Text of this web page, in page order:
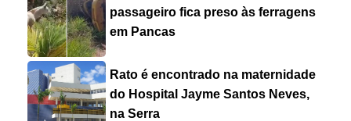
passageiro fica preso às ferragens
em Pancas
Rato é encontrado na maternidade
do Hospital Jayme Santos Neves,
na Serra